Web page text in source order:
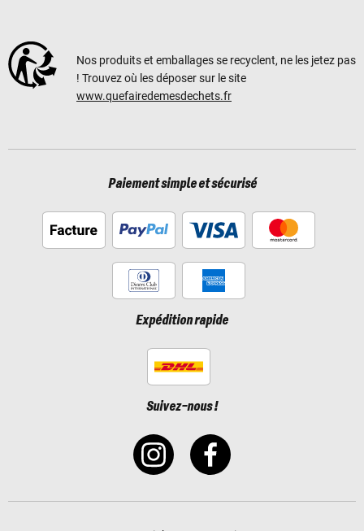
Nos produits et emballages se recyclent, ne les jetez pas
! Trouvez où les déposer sur le site
www.quefairedemesdechets.fr
Paiement simple et sécurisé
Expédition rapide
Suivez-nous !